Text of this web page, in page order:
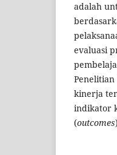
adalah
evaluasi
kinerja
indikator
(outcomes